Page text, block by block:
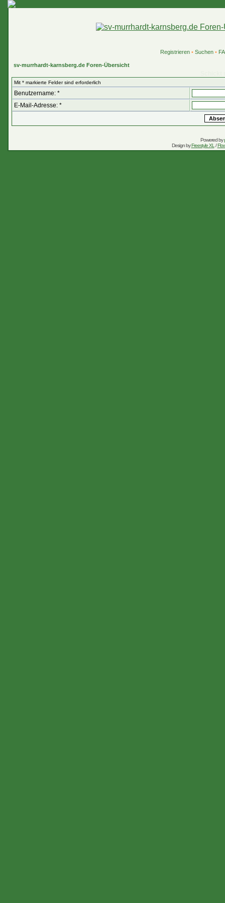
Registrieren• Suchen•
sv-murrhardt-karnsberg.de Foren-Übersicht
Mit * markierte Felder sind erforderlich
Benutzername: *
E-Mail-Adresse: *
Powered by
Design byFreestyle XL /